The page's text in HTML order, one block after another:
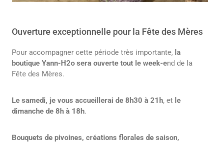
Ouverture exceptionnelle pour la Fête des Mères
Pour accompagner cette période très importante, la
boutique Yann-H2o sera ouverte tout le week-end de la
Fête des Mères.
Le samedi, je vous accueillerai de 8h30 à 21h, et le
dimanche de 8h à 18h.
Bouquets de pivoines, créations florales de saison,